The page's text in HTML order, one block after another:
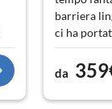
barriera
ci ha
giorno.
mezz'ora
da